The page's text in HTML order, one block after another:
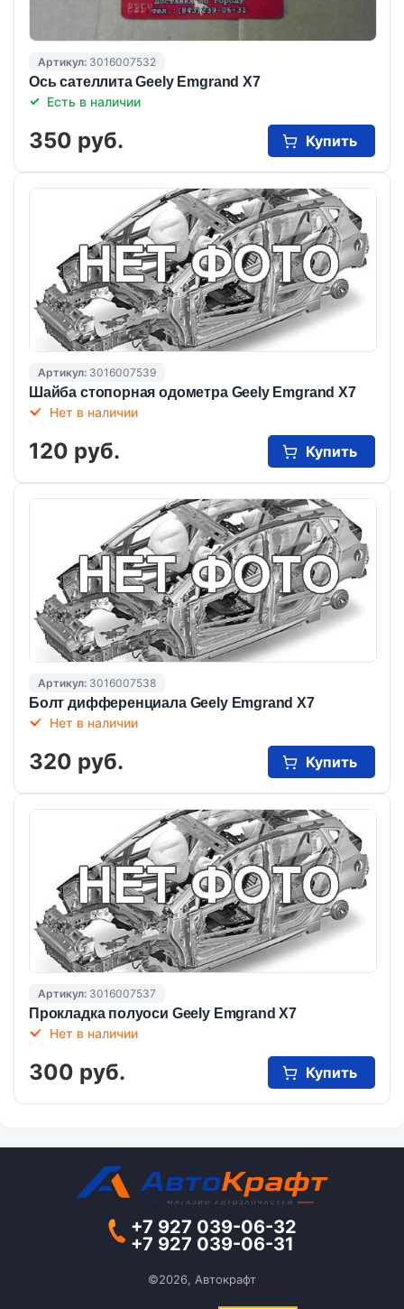
Артикул: 3016007532
Ось сателлита Geely Emgrand X7
Есть в наличии
350 руб. Купить
Артикул: 3016007539
Шайба стопорная одометра Geely Emgrand X7
Нет в наличии
120 руб. Купить
Артикул: 3016007538
Болт дифференциала Geely Emgrand X7
Нет в наличии
320 руб. Купить
Артикул: 3016007537
Прокладка полуоси Geely Emgrand X7
Нет в наличии
300 руб. Купить
+7 927 039-06-32
+7 927 039-06-31
©2026, Автокрафт